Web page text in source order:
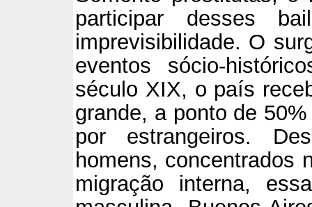
participar desses
imprevisibilidade. O
eventos sócio-
século XIX, o país
grande, a ponto de
por estrangeiros.
homens, concentrados
migração interna,